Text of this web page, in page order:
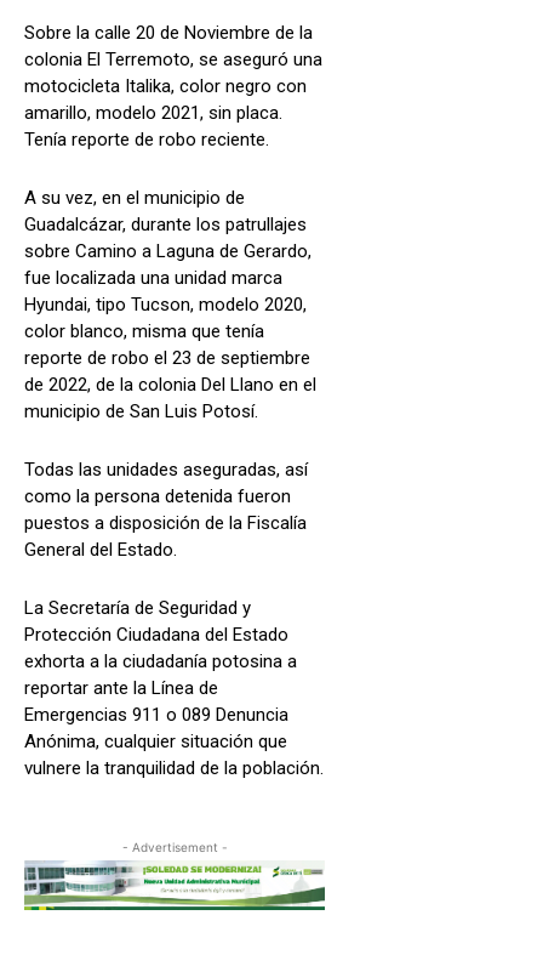
Sobre la calle 20 de Noviembre de la
colonia El Terremoto, se aseguró una
motocicleta Italika, color negro con
amarillo, modelo 2021, sin placa.
Tenía reporte de robo reciente.
A su vez, en el municipio de
Guadalcázar, durante los patrullajes
sobre Camino a Laguna de Gerardo,
fue localizada una unidad marca
Hyundai, tipo Tucson, modelo 2020,
color blanco, misma que tenía
reporte de robo el 23 de septiembre
de 2022, de la colonia Del Llano en el
municipio de San Luis Potosí.
Todas las unidades aseguradas, así
como la persona detenida fueron
puestos a disposición de la Fiscalía
General del Estado.
La Secretaría de Seguridad y
Protección Ciudadana del Estado
exhorta a la ciudadanía potosina a
reportar ante la Línea de
Emergencias 911 o 089 Denuncia
Anónima, cualquier situación que
vulnere la tranquilidad de la población.
- Advertisement -